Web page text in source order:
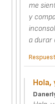
me
y
a durar